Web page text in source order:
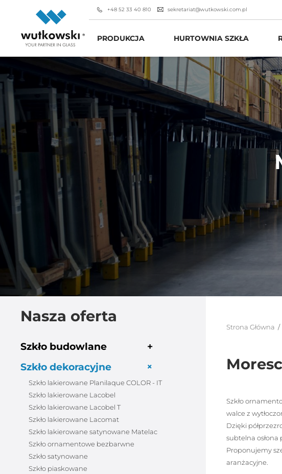
+48 52 33 40 810 sekretariat@wutkowski.com.pl
PRODUKCJA HURTOWNIA SZKŁA
Nasza oferta
Szkło budowlane
+
Szkło dekoracyjne
+
Szkło lakierowane Planilaque COLOR - IT
Szkło lakierowane Lacobel
Szkło lakierowane Lacobel T
Szkło lakierowane Lacomat
Szkło lakierowane satynowane Matelac
Szkło ornamentowe bezbarwne
Szkło satynowane
Szkło piaskowane
Strona Główna /
Szkło
walce z
Dzięki
subtelna osłona
Proponujemy
aranżacyjne.